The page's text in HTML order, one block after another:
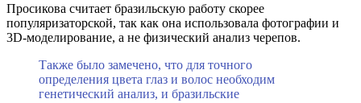
Просикова считает бразильскую работу скорее
популяризаторской, так как она использовала фотографии и
3D-моделирование, а не физический анализ черепов.
Также было замечено, что для точного
определения цвета глаз и волос необходим
генетический анализ, и бразильские